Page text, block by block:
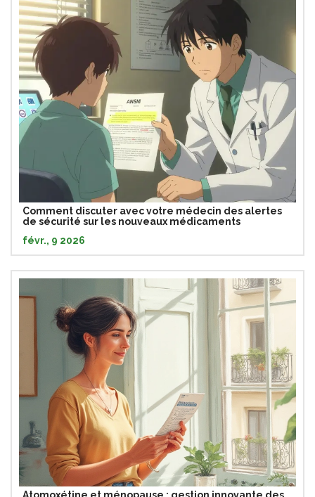
Comment discuter avec votre médecin des alertes
de sécurité sur les nouveaux médicaments
févr., 9 2026